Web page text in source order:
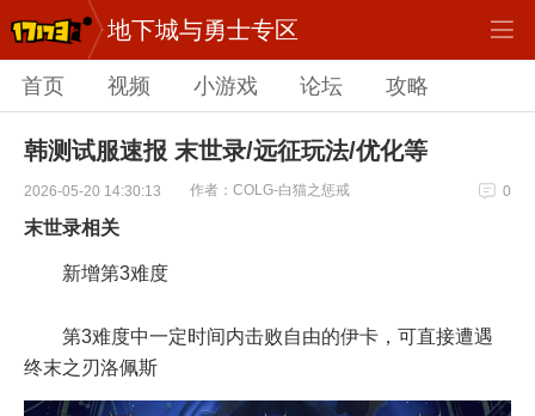
地下城与勇士专区
首页 视频 小游戏 论坛 攻略
韩测试服速报 末世录/远征玩法/优化等
2026-05-20 14:30:13 作者：COLG-白猫之惩戒 0
末世录相关
新增第3难度
第3难度中一定时间内击败自由的伊卡，可直接遭遇
终末之刃洛佩斯